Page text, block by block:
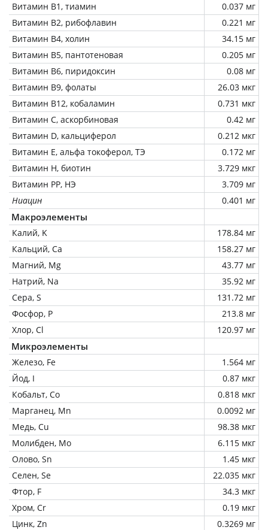
Витамин В1, тиамин
0.037 мг
Витамин В2, рибофлавин
0.221 мг
Витамин В4, холин
34.15 мг
Витамин В5, пантотеновая
0.205 мг
Витамин В6, пиридоксин
0.08 мг
Витамин В9, фолаты
26.03 мкг
Витамин В12, кобаламин
0.731 мкг
Витамин C, аскорбиновая
0.42 мг
Витамин D, кальциферол
0.212 мкг
Витамин Е, альфа токоферол, ТЭ
0.172 мг
Витамин Н, биотин
3.729 мкг
Витамин РР, НЭ
3.709 мг
Ниацин
0.401 мг
Макроэлементы
Калий, K
178.84 мг
Кальций, Ca
158.27 мг
Магний, Mg
43.77 мг
Натрий, Na
35.92 мг
Сера, S
131.72 мг
Фосфор, P
213.8 мг
Хлор, Cl
120.97 мг
Микроэлементы
Железо, Fe
1.564 мг
Йод, I
0.87 мкг
Кобальт, Co
0.818 мкг
Марганец, Mn
0.0092 мг
Медь, Cu
98.38 мкг
Молибден, Mo
6.115 мкг
Олово, Sn
1.45 мкг
Селен, Se
22.035 мкг
Фтор, F
34.3 мкг
Хром, Cr
0.19 мкг
Цинк, Zn
0.3269 мг